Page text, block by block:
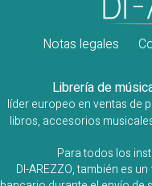
Notas legales
Librería de
líder europeo en ventas de
libros, accesorios
Para todos los
DI-AREZZO, también es